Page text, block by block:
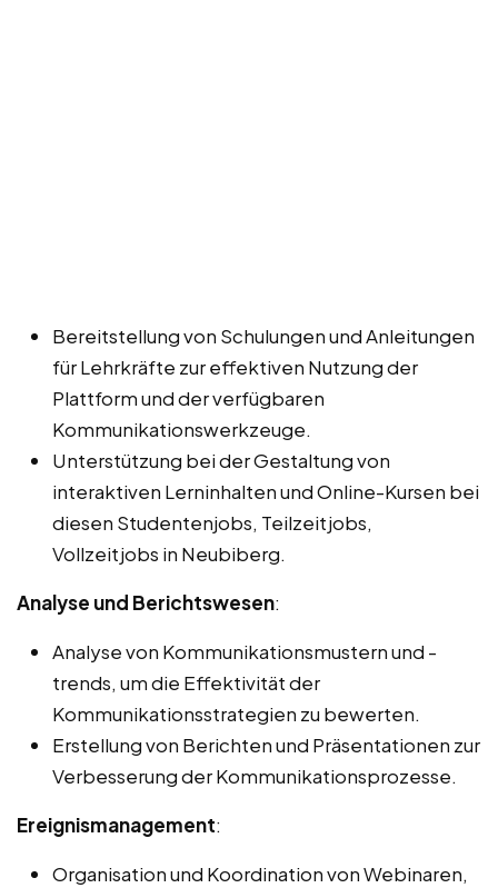
Bereitstellung von Schulungen und Anleitungen
für Lehrkräfte zur effektiven Nutzung der
Plattform und der verfügbaren
Kommunikationswerkzeuge.
Unterstützung bei der Gestaltung von
interaktiven Lerninhalten und Online-Kursen bei
diesen Studentenjobs, Teilzeitjobs,
Vollzeitjobs in Neubiberg.
Analyse und Berichtswesen:
Analyse von Kommunikationsmustern und -
trends, um die Effektivität der
Kommunikationsstrategien zu bewerten.
Erstellung von Berichten und Präsentationen zur
Verbesserung der Kommunikationsprozesse.
Ereignismanagement:
Organisation und Koordination von Webinaren,